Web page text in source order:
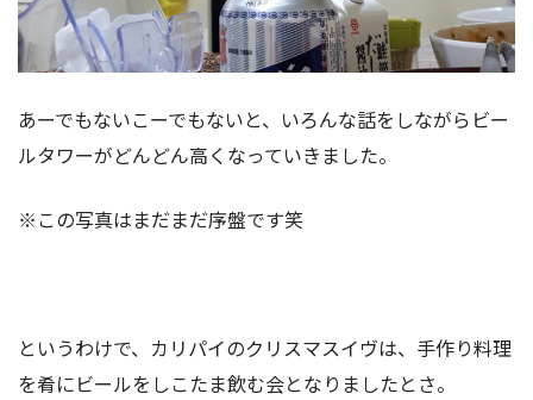
あーでもないこーでもないと、いろんな話をしながらビー
ルタワーがどんどん高くなっていきました。
※この写真はまだまだ序盤です笑
というわけで、カリパイのクリスマスイヴは、手作り料理
を肴にビールをしこたま飲む会となりましたとさ。